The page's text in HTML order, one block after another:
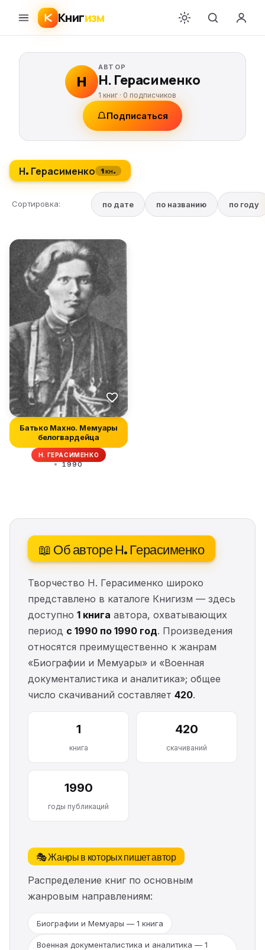
Книгизм
Н
АВТОР
Н. Герасименко
1 книг · 0 подписчиков
Подписаться
Н. Герасименко 1 кн.
Сортировка: по дате по названию по году
Батько Махно. Мемуары
белогвардейца
Н. ГЕРАСИМЕНКО
1990
📖 Об авторе Н. Герасименко
Творчество Н. Герасименко широко
представлено в каталоге Книгизм — здесь
доступно 1 книга автора, охватывающих
период с 1990 по 1990 год. Произведения
относятся преимущественно к жанрам
«Биографии и Мемуары» и «Военная
документалистика и аналитика»; общее
число скачиваний составляет 420.
1
книга
420
скачиваний
1990
годы публикаций
🎭 Жанры в которых пишет автор
Распределение книг по основным
жанровым направлениям:
Биографии и Мемуары — 1 книга
Военная документалистика и аналитика — 1